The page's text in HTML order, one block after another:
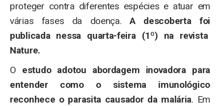
proteger contra diferentes espécies e atuar em
várias fases da doença. A descoberta foi
publicada nessa quarta-feira (1º) na revista
Nature.
O estudo adotou abordagem inovadora para
entender como o sistema imunológico
reconhece o parasita causador da malária. Em